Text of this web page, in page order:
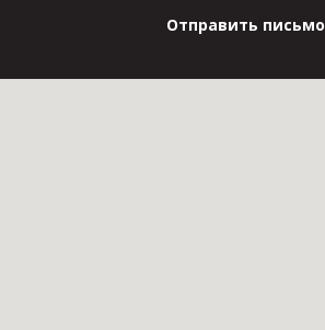
Отправить письмо